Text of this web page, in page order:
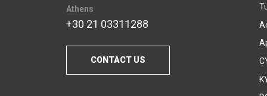
Athens
+30 21 03311288
CONTACT US